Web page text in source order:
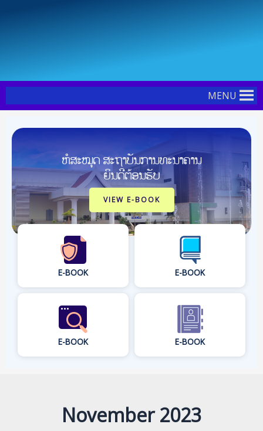
MENU
ຫໍສະໝຸດ ສະຖາບັນການທະນາຄານ
ຍິນດີຕ້ອນຮັບ
VIEW E-BOOK
E-BOOK E-BOOK
E-BOOK E-BOOK
November 2023